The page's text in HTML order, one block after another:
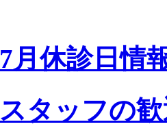
7月休診日情
スタッフの